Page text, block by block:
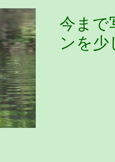
今まで
ンを少